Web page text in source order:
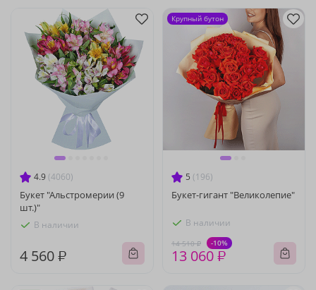
4.9 (4060)
Букет "Альстромерии (9
шт.)"
В наличии
4 560 ₽
5 (196)
Букет-гигант "Великолепие"
В наличии
14 510 ₽ -10%
13 060 ₽
Крупный бутон